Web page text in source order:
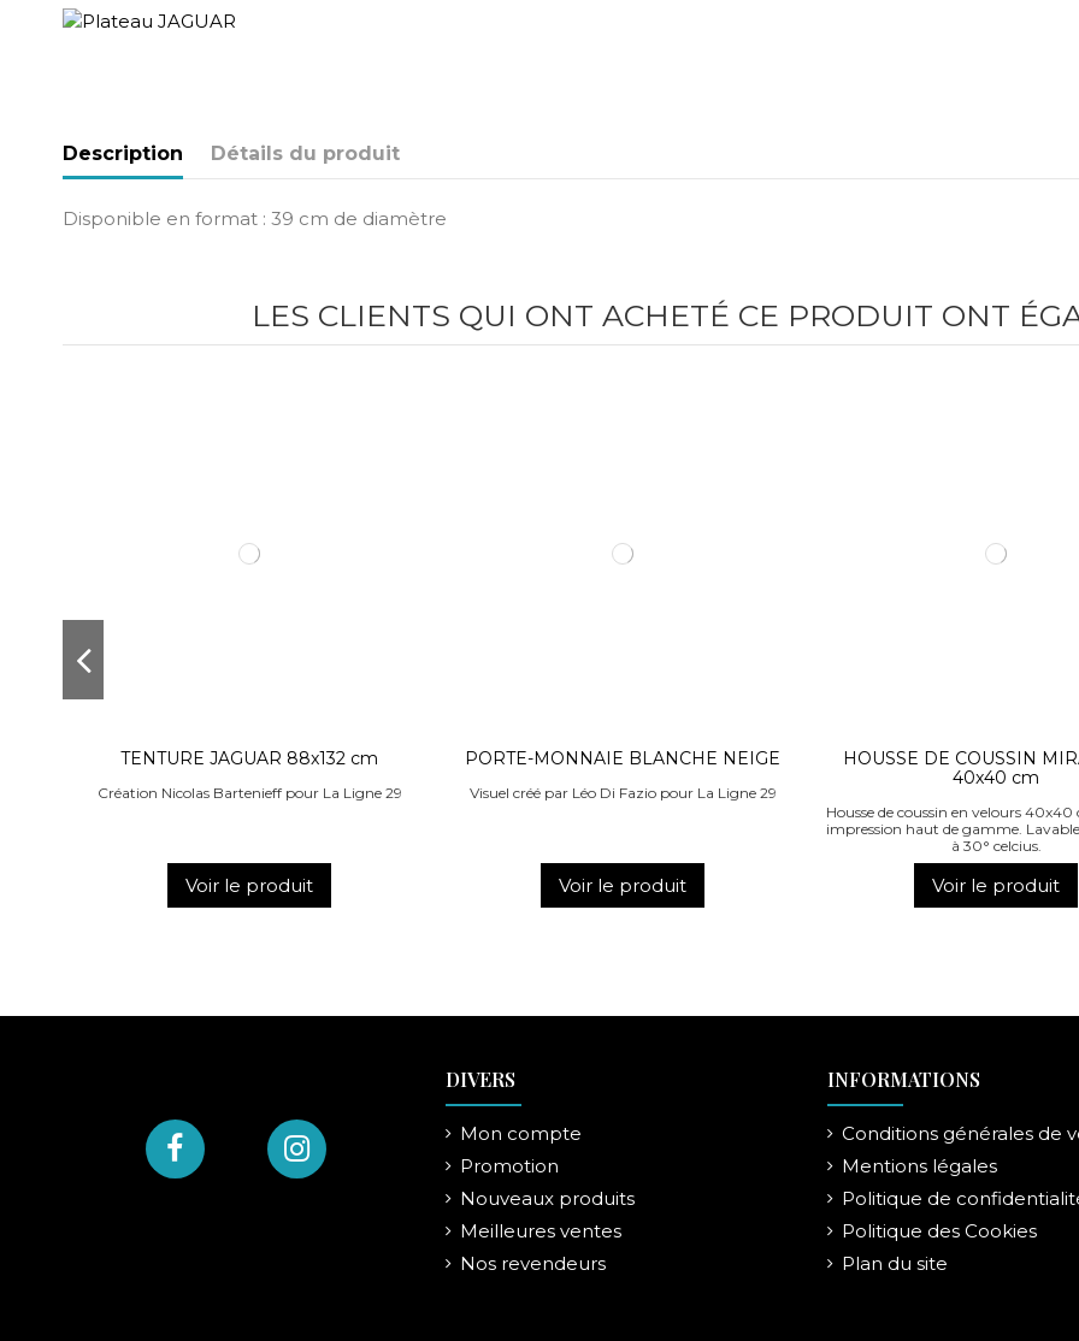
Description Détails du produit
Disponible en format : 39 cm de diamètre
LES CLIENTS QUI ONT ACHETÉ CE PRODUIT ONT
TENTURE JAGUAR 88x132 cm
Création Nicolas Bartenieff pour La Ligne 29
Voir le produit
PORTE-MONNAIE BLANCHE NEIGE
Visuel créé par Léo Di Fazio pour La Ligne 29
Voir le produit
HOUSSE DE COUSSIN
40x40 cm
Housse de coussin en velours 40x40
impression haut de gamme.
à 30° celcius.
Voir le produit
DIVERS
Mon compte
Promotion
Nouveaux produits
Meilleures ventes
Nos revendeurs
INFORMATIONS
Conditions générales de
Mentions légales
Politique de
Politique des Cookies
Plan du site